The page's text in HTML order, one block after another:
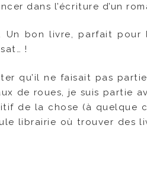
dans l’écriture d’un
Un bon livre, parfait pour
!
qu’il ne faisait pas
de roues, je suis partie
de la chose (à quelque
librairie où trouver des